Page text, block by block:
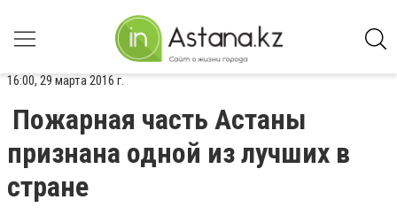
16:00, 29 марта 2016 г.
Пожарная часть Астаны
признана одной из лучших в
стране